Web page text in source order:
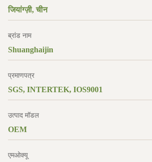
जियांग्ज़ी, चीन
ब्रांड नाम
Shuanghaijin
प्रमाणपत्र
SGS, INTERTEK, IOS9001
उत्पाद मॉडल
OEM
एमओक्यू